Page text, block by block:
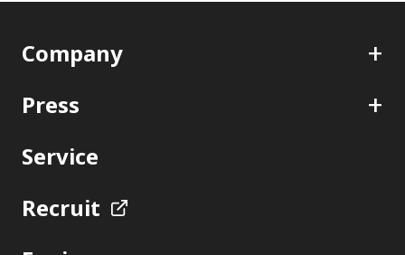
Company +
Press +
Service
Recruit